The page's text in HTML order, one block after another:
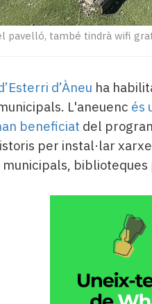
pavelló, també tindrà wifi
d’Àneu ha
L'aneuenc és
beneficiat del
per instal·lar